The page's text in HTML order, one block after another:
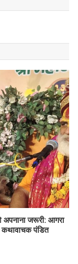
अपनाना जरूरी: आगरा
कथावाचक पंडित